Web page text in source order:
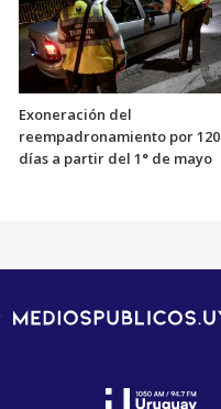
Exoneración del
reempadronamiento por 120
días a partir del 1° de mayo